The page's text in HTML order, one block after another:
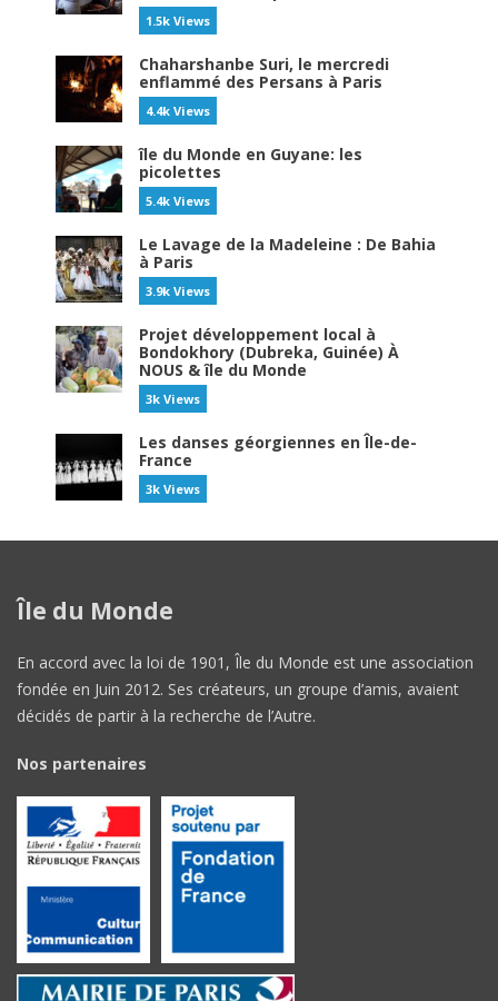
1.5k Views
Chaharshanbe Suri, le mercredi
enflammé des Persans à Paris
4.4k Views
île du Monde en Guyane: les
picolettes
5.4k Views
Le Lavage de la Madeleine : De Bahia
à Paris
3.9k Views
Projet développement local à
Bondokhory (Dubreka, Guinée) À
NOUS & île du Monde
3k Views
Les danses géorgiennes en Île-de-
France
3k Views
Île du Monde
En accord avec la loi de 1901, Île du Monde est une association
fondée en Juin 2012. Ses créateurs, un groupe d’amis, avaient
décidés de partir à la recherche de l’Autre.
Nos partenaires